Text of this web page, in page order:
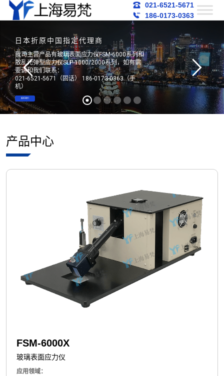
021-6521-5671
186-0173-0363
日本折原中国指定代理商
我司主营产品有玻璃表面应力仪FSM-6000系列和
散乱光弹型应力仪SLP-1000/2000系列，如有需
要请和我们联系：
021-6521-5671（固话） 186-0173-0363（手
机）
联系我们
产品中心
FSM-6000X
玻璃表面应力仪
应用领域：